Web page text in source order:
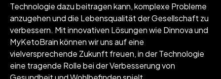
Technologie dazu beitragen kann, komplexe Probleme
anzugehen und die Lebensqualität der Gesellschaft zu
verbessern. Mit innovativen Lösungen wie Dinnova und
MyKetoBrain können wir uns auf eine
vielversprechende Zukunft freuen, in der Technologie
eine tragende Rolle bei der Verbesserung von